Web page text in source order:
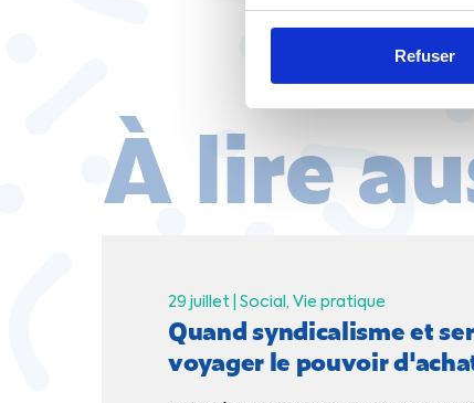
Refuser
À lire
29 juillet | Social Vie pratique
Quand syndicalisme et
voyager le pouvoir